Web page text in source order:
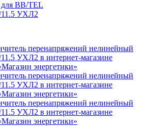
BB/TEL
УХЛ2